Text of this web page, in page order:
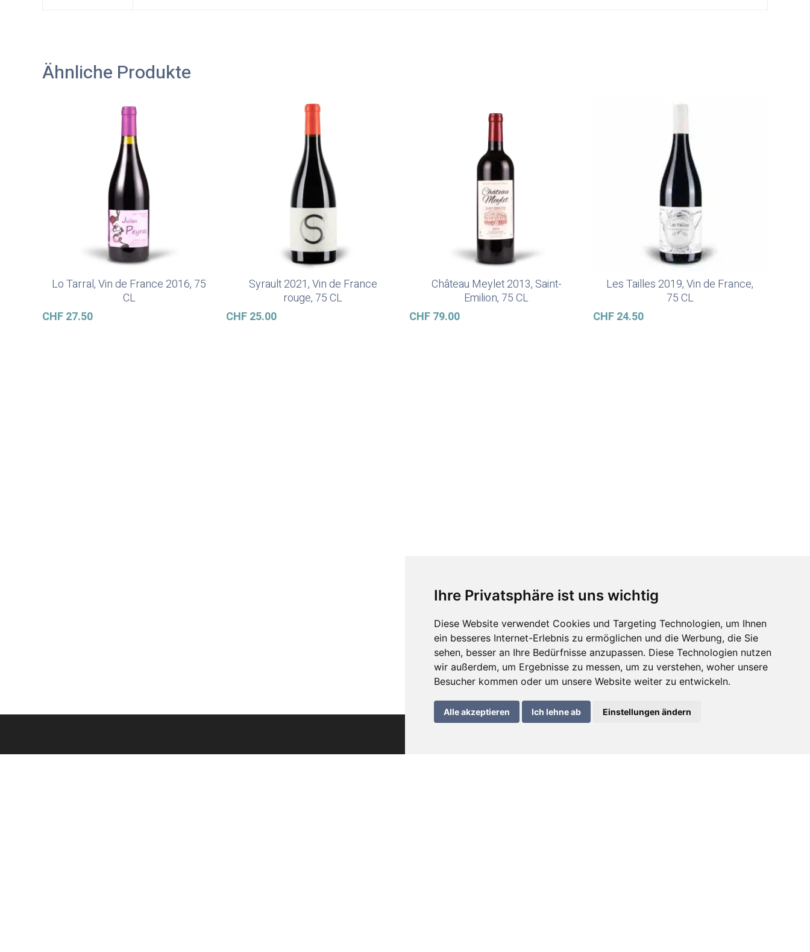
Ihre Privatsphäre ist uns wichtig
Diese Website verwendet Cookies und Targeting Technologien, um Ihnen
ein besseres Internet-Erlebnis zu ermöglichen und die Werbung, die Sie
sehen, besser an Ihre Bedürfnisse anzupassen. Diese Technologien nutzen
wir außerdem, um Ergebnisse zu messen, um zu verstehen, woher unsere
Besucher kommen oder um unsere Website weiter zu entwickeln.
Alle akzeptieren Ich lehne ab Einstellungen ändern
Ähnliche Produkte
In Den Warenkorb
Lo Tarral, Vin de France 2016, 75
CL
CHF27.50
In Den Warenkorb
Syrault 2021, Vin de France
rouge, 75 CL
CHF25.00
In Den Warenkorb
Château Meylet 2013, Saint-
Emilion, 75 CL
CHF79.00
In Den Warenkorb
Les Tailles 2019, Vin de France,
75 CL
CHF24.50